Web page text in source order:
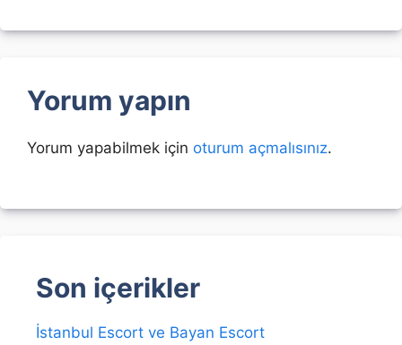
Yorum yapın
Yorum yapabilmek için oturum açmalısınız.
Son içerikler
İstanbul Escort ve Bayan Escort